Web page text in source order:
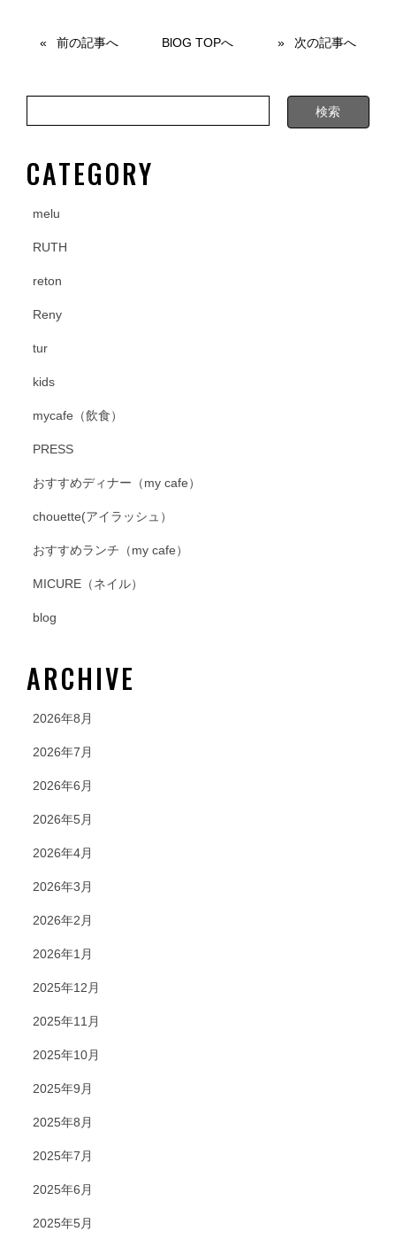
e
o
o
k
er
前の記事へ BlOG TOPへ 次の記事へ
CATEGORY
melu
RUTH
reton
Reny
tur
kids
mycafe（飲食）
PRESS
おすすめディナー（my cafe）
chouette(アイラッシュ）
おすすめランチ（my cafe）
MICURE（ネイル）
blog
ARCHIVE
2026年8月
2026年7月
2026年6月
2026年5月
2026年4月
2026年3月
2026年2月
2026年1月
2025年12月
2025年11月
2025年10月
2025年9月
2025年8月
2025年7月
2025年6月
2025年5月